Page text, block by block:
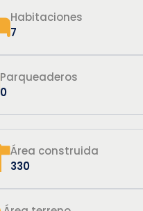
Habitaciones
7
Parqueaderos
0
Área construida
330